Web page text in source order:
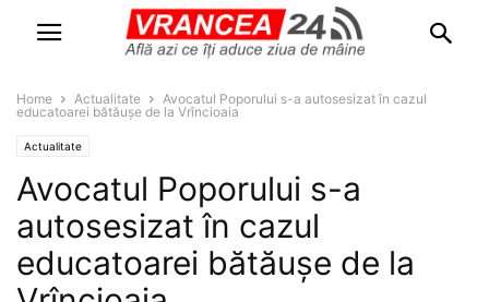
Home Actualitate
Avocatul Poporului s-a autosesizat în cazul
educatoarei bătăușe de la Vrîncioaia
Actualitate
Avocatul Poporului s-a
autosesizat în cazul
educatoarei bătăușe de la